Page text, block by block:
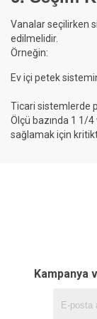
Vanalar seçilirken
edilmelidir.
Örneğin:
Ev içi petek
Ticari sistemlerde
Ölçü bazında 1 1/
sağlamak için
Kampanya